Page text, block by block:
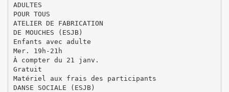
ADULTES
POUR TOUS
ATELIER DE FABRICATION
DE MOUCHES (ESJB)
Enfants avec adulte
Mer. 19h-21h
À compter du 21 janv.
Gratuit
Matériel aux frais des participants
DANSE SOCIALE (ESJB)